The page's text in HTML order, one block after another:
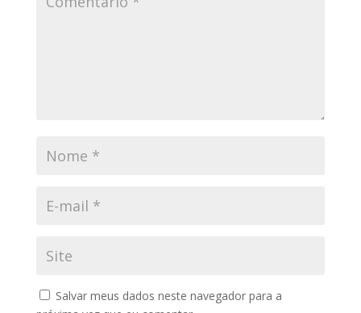
Salvar meus dados neste navegador para a